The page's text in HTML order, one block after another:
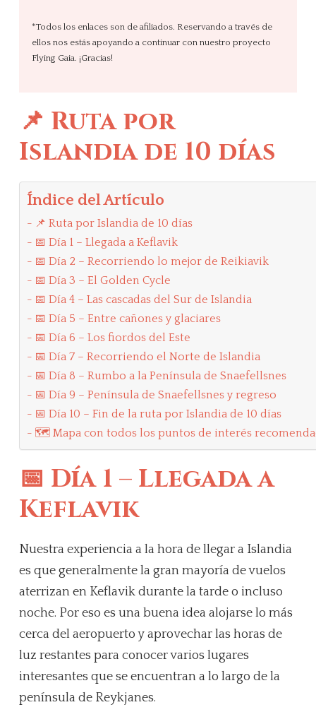
*Todos los enlaces son de afiliados. Reservando a través de
ellos nos estás apoyando a continuar con nuestro proyecto
Flying Gaia. ¡Gracias!
📌 Ruta por
Islandia de 10 días
Índice del Artículo
📌 Ruta por Islandia de 10 días
📅 Día 1 – Llegada a Keflavik
📅 Día 2 – Recorriendo lo mejor de Reikiavik
📅 Día 3 – El Golden Cycle
📅 Día 4 – Las cascadas del Sur de Islandia
📅 Día 5 – Entre cañones y glaciares
📅 Día 6 – Los fiordos del Este
📅 Día 7 – Recorriendo el Norte de Islandia
📅 Día 8 – Rumbo a la Península de Snaefellsnes
📅 Día 9 – Península de Snaefellsnes y regreso
📅 Día 10 – Fin de la ruta por Islandia de 10 días
🗺️ Mapa con todos los puntos de interés
📅 Día 1 – Llegada a
Keflavik
Nuestra experiencia a la hora de llegar a Islandia
es que generalmente la gran mayoría de vuelos
aterrizan en Keflavik durante la tarde o incluso
noche. Por eso es una buena idea alojarse lo más
cerca del aeropuerto y aprovechar las horas de
luz restantes para conocer varios lugares
interesantes que se encuentran a lo largo de la
península de Reykjanes.